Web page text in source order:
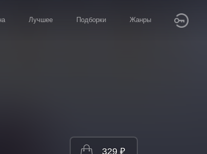
Лучшее Подборки Жанры
329 ₽